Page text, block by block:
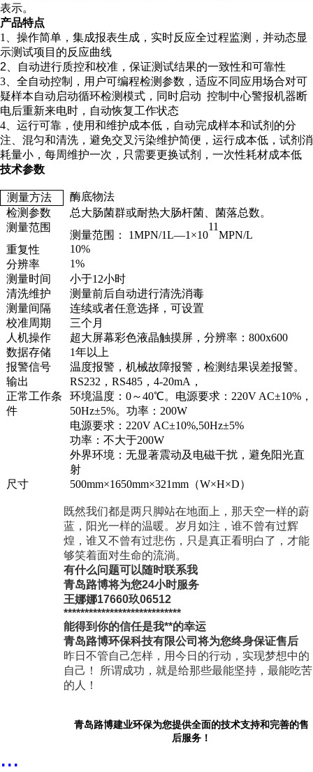
表示。
产品特点
1、操作简单，集成报表生成，实时反应全过程监测，并动态显
示测试项目的反应曲线
2 、自动进行质控和校准，保证测试结果的一致性和可靠性
3 、全自动控制，用户可编程检测参数，适应不同应用场合对可
疑样本自动启动循环检测模式，同时启动 控制中心警报机器断
电后重新来电时，自动恢复工作状态
4 、运行可靠，使用和维护成本低，自动完成样本和试剂的分
注、混匀和清洗，避免交叉污染维护简便，运行成本低，试剂消
耗量小，每周维护一次，只需要更换试剂，一次性耗材成本低
技术参数
测量方法
酶底物法
检测参数
总大肠菌群或耐热大肠杆菌 、菌落总数。
测量范围
测量范围： 1MPN/1L—1×10
11
MPN/L
重复性
10%
分辨率
1%
测量时间
小于12小时
清洗维护
测量前后自动进行清洗消毒
测量间隔
连续或者任意选择，可设置
校准周期
三个月
人机操作
超大屏幕彩色液晶触摸屏 ，分辨率： 800x600
数据存储
1年以上
报警信号
温度报警，机械故障报警，检测结果误差报警。
输出
RS232，RS485，4-20mA，
正常工作条
件
环境温度：0～40℃。 电源要求：220V AC±10%，
50Hz±5%。功率： 200W
电源要求：220V AC±10%,50Hz±5%
功率：不大于200W
外界环境：无显著震动及电磁干扰，避免阳光直
射
尺寸
500mm×1650mm×321mm（W×H×D）
既然我们都是两只脚站在地面上，那天空一样的蔚
蓝，阳光一样的温暖。岁月如注，谁不曾有过辉
煌，谁又不曾有过悲伤，只是真正看明白了，才能
够笑着面对生命的流淌。
有什么问题可以随时联系我
青岛路博将为您24小时服务
王娜娜17660玖06512
****************************
能得到你的信任是我**的幸运
青岛路博环保科技有限公司将为您终身保证售后
昨日不管自己怎样，用今日的行动，实现梦想中的
自己！
所谓成功，就是给那些最能坚持，最能吃苦
的人！
青岛路博建业环保为您提供全面的技术支持和完善的售
后服务！
...